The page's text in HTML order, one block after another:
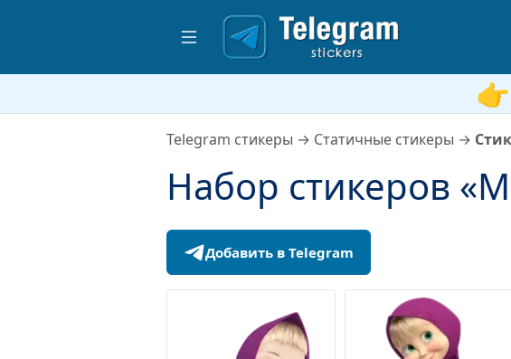
Telegram стикеры → Статичные стикеры →
Набор стикеров
Добавить в Telegram